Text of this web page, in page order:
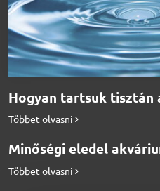
Hogyan tartsuk tisztán
Többet olvasni
Minőségi eledel
Többet olvasni